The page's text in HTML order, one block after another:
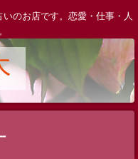
のお店です。恋愛・仕事・人